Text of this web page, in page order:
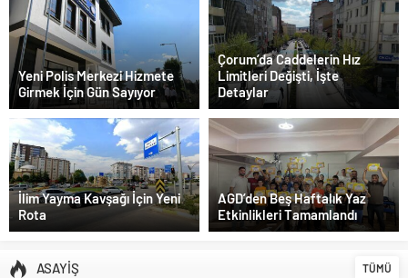
Yeni Polis Merkezi Hizmete
Girmek İçin Gün Sayıyor
Çorum’da Caddelerin Hız
Limitleri Değişti, İşte
Detaylar
İlim Yayma Kavşağı İçin Yeni
Rota
AGD’den Beş Haftalık Yaz
Etkinlikleri Tamamlandı
ASAYİŞ TÜMÜ